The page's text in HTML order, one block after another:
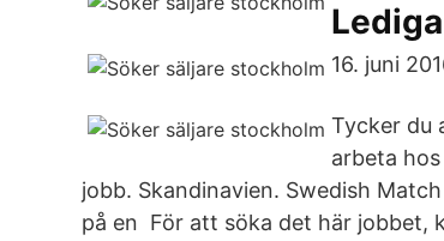
16. juni
Tycker du
arbeta
jobb. Skandinavien. Swedish
på en För att söka det här jobbet,